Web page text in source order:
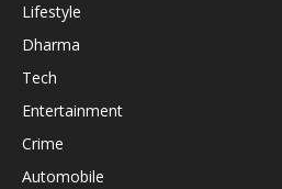
Lifestyle
Dharma
Tech
Entertainment
Crime
Automobile